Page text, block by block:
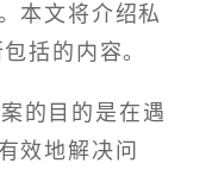
本文将介绍私
括的内容。
的目的是在遇
效地解决问